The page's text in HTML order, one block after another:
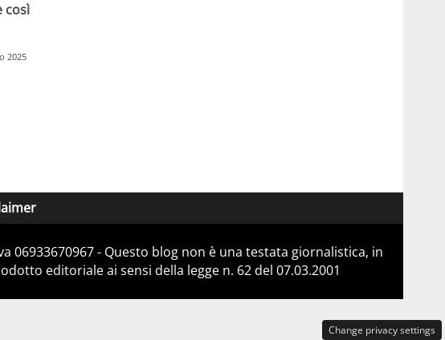
così
2025
06933670967 - Questo blog non è una testata giornalistica, in
editoriale ai sensi della legge n. 62 del 07.03.2001
Change privacy settings